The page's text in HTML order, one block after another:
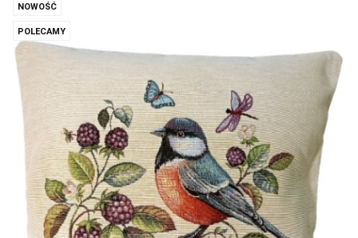
NOWOŚĆ
POLECAMY